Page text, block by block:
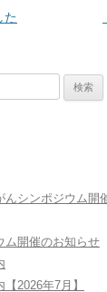
た
んシンポジウム開
ム開催のお知らせ
2026年7月】